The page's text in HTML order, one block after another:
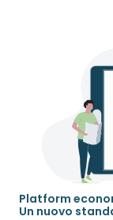
Platform
Un nuovo